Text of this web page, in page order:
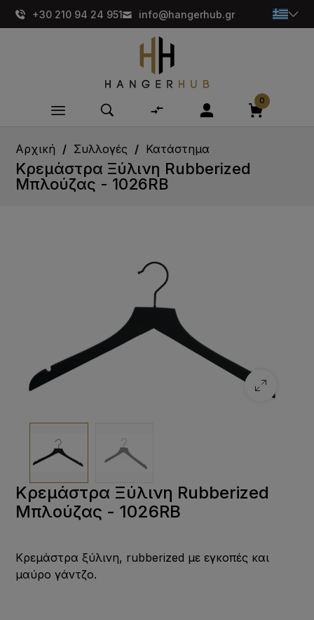
+30 210 94 24 951 info@hangerhub.gr
0
Αρχική Συλλογές Κατάστημα
Κρεμάστρα Ξύλινη Rubberized
Μπλούζας - 1026RB
Κρεμάστρα Ξύλινη Rubberized
Μπλούζας - 1026RB
Κρεμάστρα ξύλινη, rubberized με εγκοπές και
μαύρο γάντζο.